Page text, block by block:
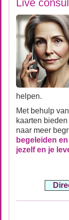
Live
helpen.
Met behulp
kaarten
naar meer
begeleiden
jezelf en je